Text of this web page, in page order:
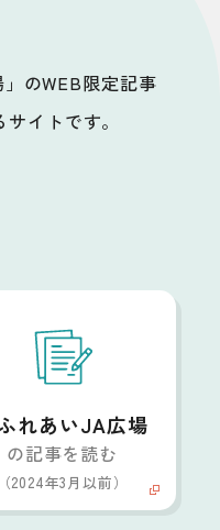
のWEB限定記事
イトです。
れあいJA広場
の記事を読む
（2024年3月以前）